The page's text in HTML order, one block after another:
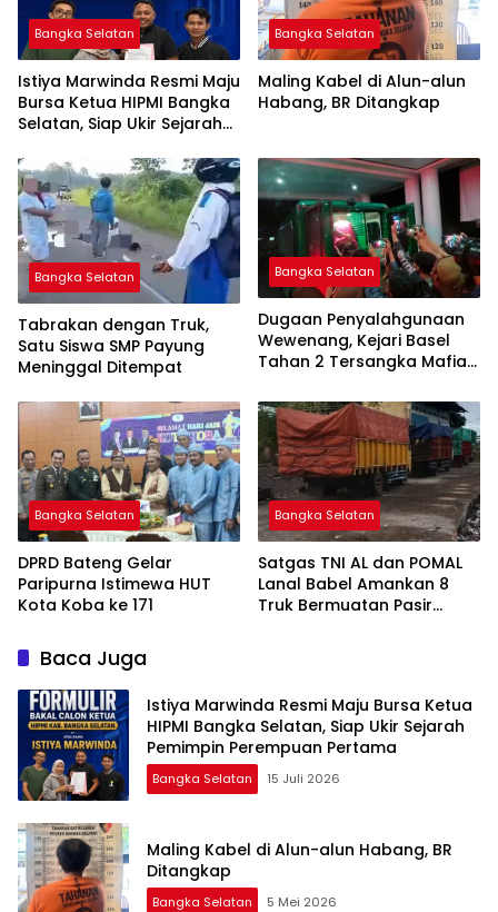
Bangka Selatan
Istiya Marwinda Resmi Maju
Bursa Ketua HIPMI Bangka
Selatan, Siap Ukir Sejarah
Pertama
Bangka Selatan
Maling Kabel di Alun-alun
Habang, BR Ditangkap
Bangka Selatan
Tabrakan dengan Truk,
Satu Siswa SMP Payung
Meninggal Ditempat
Bangka Selatan
Dugaan Penyalahgunaan
Wewenang, Kejari Basel
Tahan 2 Tersangka Mafia
Bangka Selatan
DPRD Bateng Gelar
Paripurna Istimewa HUT
Kota Koba ke 171
Bangka Selatan
Satgas TNI AL dan POMAL
Lanal Babel Amankan 8
Truk Bermuatan Pasir
Baca Juga
Istiya Marwinda Resmi Maju Bursa Ketua
HIPMI Bangka Selatan, Siap Ukir Sejarah
Pemimpin Perempuan Pertama
Bangka Selatan 15 Juli 2026
Maling Kabel di Alun-alun Habang, BR
Ditangkap
Bangka Selatan 5 Mei 2026